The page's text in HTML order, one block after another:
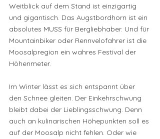
Weitblick auf dem Stand ist einzigartig
und gigantisch. Das Augstbordhorn ist ein
absolutes MUSS für Bergliebhaber. Und für
Mountainbiker oder Rennvelofahrer ist die
Moosalpregion ein wahres Festival der
Höhenmeter.
Im Winter lässt es sich entspannt über
den Schnee gleiten. Der Einkehrschwung
bleibt dabei der Lieblingsschwung. Denn
auch an kulinarischen Höhepunkten soll es
auf der Moosalp nicht fehlen. Oder wie